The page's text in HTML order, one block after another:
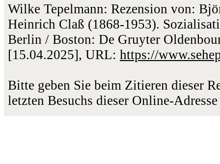
Wilke Tepelmann: Rezension von:
Heinrich Claß (1868-1953).
Berlin / Boston: De Gruyter
[15.04.2025], URL: https://
Bitte geben Sie beim Zitieren dieser
letzten Besuchs dieser Online-Adresse